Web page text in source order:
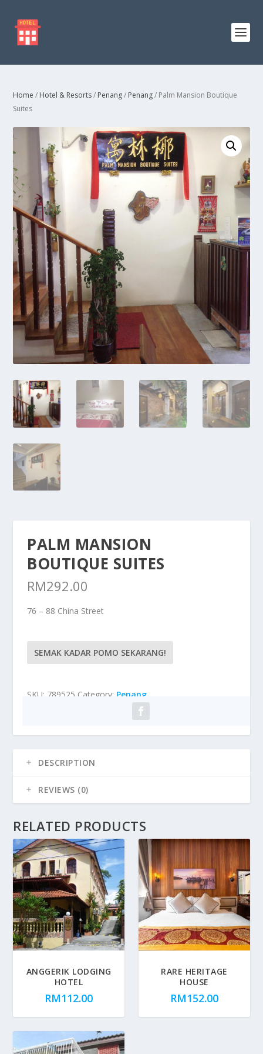
Home / Hotel & Resorts/ Penang/ Penang/ Palm Mansion Boutique
Suites
PALM MANSION
BOUTIQUE SUITES
RM292.00
76 – 88 China Street
SEMAK KADAR POMO SEKARANG!
SKU: 789525 Category: Penang
DESCRIPTION
REVIEWS (0)
RELATED PRODUCTS
ANGGERIK LODGING
HOTEL
RM112.00
RARE HERITAGE
HOUSE
RM152.00